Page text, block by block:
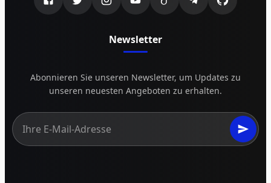
Newsletter
Abonnieren Sie unseren Newsletter, um Updates zu
unseren neuesten Angeboten zu erhalten.